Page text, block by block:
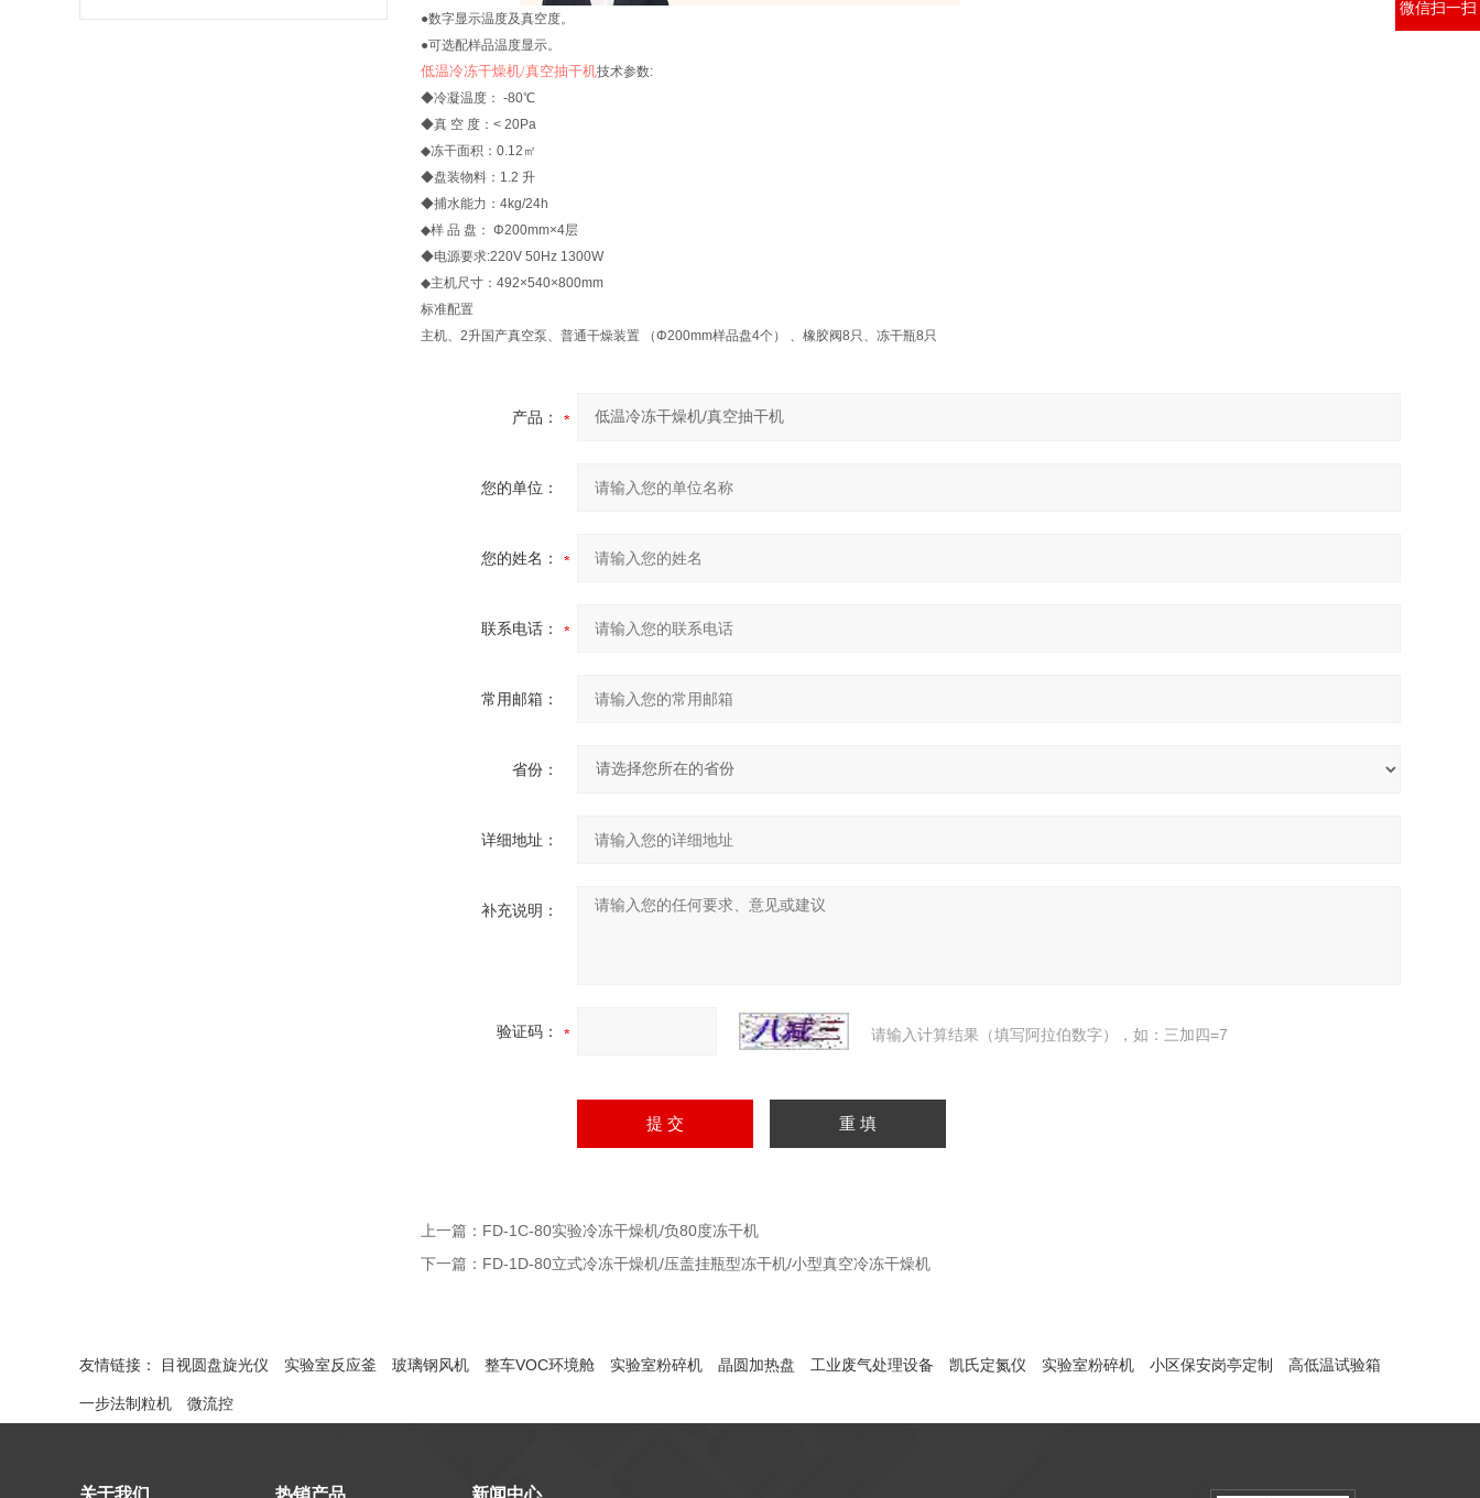
●数字显示温度及真空度。
●可选配样品温度显示。
低温冷冻干燥机/真空抽干机技术参数:
◆冷凝温度： -80℃
◆真 空 度：< 20Pa
◆冻干面积：0.12㎡
◆盘装物料：1.2 升
◆捕水能力：4kg/24h
◆样 品 盘： Φ200mm×4层
◆电源要求:220V 50Hz 1300W
◆主机尺寸：492×540×800mm
标准配置
主机、2升国产真空泵、普通干燥装置 （Φ200mm样品盘4个） 、橡胶阀8只、冻干瓶8只
产品：
您的单位：
您的姓名：
联系电话：
常用邮箱：
省份：
详细地址：
补充说明：
验证码： 请输入计算结果（填写阿拉伯数字），如：三加四=7
上一篇： FD-1C-80实验冷冻干燥机/负80度冻干机
下一篇： FD-1D-80立式冷冻干燥机/压盖挂瓶型冻干机/小型真空冷冻干燥机
友情链接： 目视圆盘旋光仪 实验室反应釜 玻璃钢风机 整车VOC环境舱 实验室粉碎机 晶圆加热盘 工业废气处理设备 凯氏定氮仪 实验室粉碎机 小区保安岗亭定制 高低温试验箱
一步法制粒机 微流控
关于我们 热销产品 新闻中心
微信扫一扫